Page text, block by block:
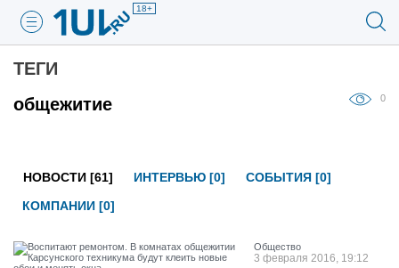
18+
ТЕГИ
общежитие
0
НОВОСТИ [61] ИНТЕРВЬЮ [0]
СОБЫТИЯ [0]
КОМПАНИИ [0]
Общество
3 февраля 2016, 19:12